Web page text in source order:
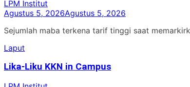
LPM Institut
Agustus 5, 2026Agustus 5, 2026
Sejumlah maba terkena tarif tinggi saat
Laput
Lika-Liku KKN in Campus